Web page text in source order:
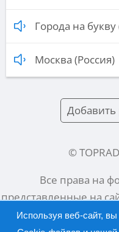
Города на
Москва (Россия)
Добавить
©
Все права на
представленные на
их
Используя веб-сайт,